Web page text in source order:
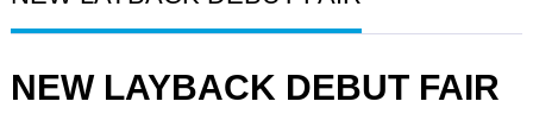
NEW LAYBACK DEBUT FAIR